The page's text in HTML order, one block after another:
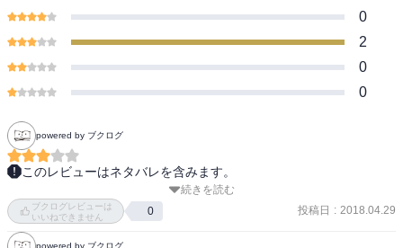
0
2
0
0
powered by ブクログ
このレビューはネタバレを含みます。
見えないところに手をかけることは素晴らしい。まあ、自分と家族
のために泣きながらでも好きでなくても作る自炊もあるんだけど
続きを読む
ブクログレビューは
いいねできません
0 投稿日 : 2018.04.29
powered by ブクログ